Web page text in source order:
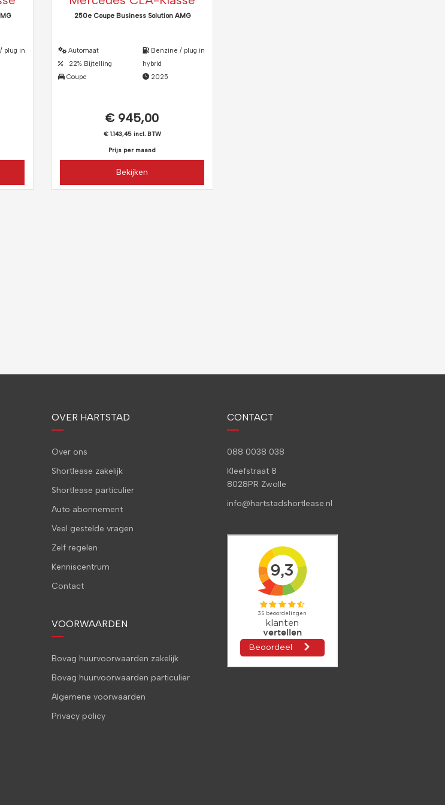
plug in
250e Coupe Business Solution AMG
Automaat
22% Bijtelling
Coupe
Benzine / plug in
hybrid
2025
€ 945,00
€ 1.143,45 incl. BTW
Prijs per maand
Bekijken
OVER HARTSTAD
Over ons
Shortlease zakelijk
Shortlease particulier
Auto abonnement
Veel gestelde vragen
Zelf regelen
Kenniscentrum
Contact
VOORWAARDEN
Bovag huurvoorwaarden zakelijk
Bovag huurvoorwaarden particulier
Algemene voorwaarden
Privacy policy
CONTACT
088 0038 038
Kleefstraat 8
8028PR Zwolle
info@hartstadshortlease.nl